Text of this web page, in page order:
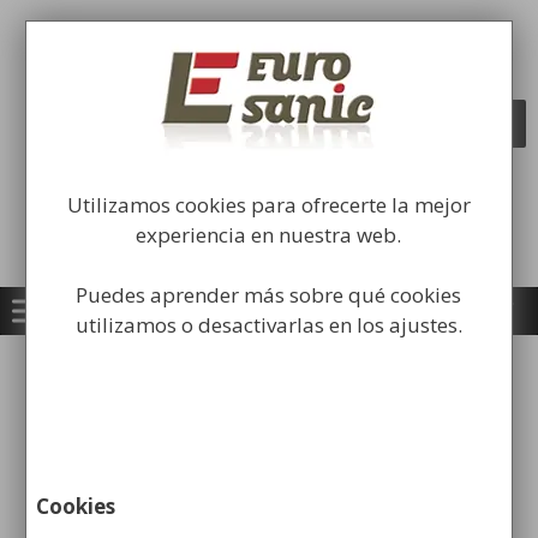
Saltar
Fabricación y comercialización de
equipamiento para la higiene industrial
Búsqueda
de
Utilizamos cookies para ofrecerte la mejor
experiencia en nuestra web.
Puedes aprender más sobre qué cookies
utilizamos o desactivarlas en los ajustes.
Cookies